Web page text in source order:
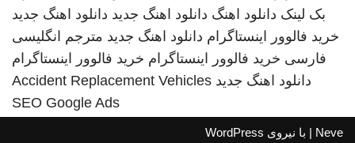
بک لینک دانلود اهنگ دانلود اهنگ جدید دانلود اهنگ جدید
خرید فالوور اینستاگرام دانلود اهنگ جدید مترجم انگلیسی
فارسی خرید فالوور اینستاگرام خرید فالوور اینستاگرام
دانلود اهنگ جدید Accident Replacement Vehicles
SEO Google Ads
Neve | با نیروی WordPress